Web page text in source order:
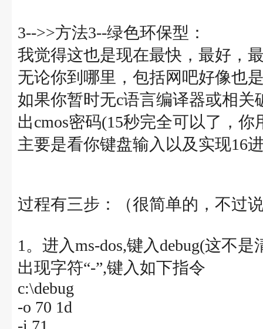
3-->>方法3--绿色环保型：
我觉得这也是现在最快，最好，
无论你到哪里，包括网吧好像也
如果你暂时无c语言编译器或相
出cmos密码(15秒完全可以了，你
主要是看你键盘输入以及实现16
过程有三步：（很简单的，不过
1。进入ms-dos,键入debug(这不
出现字符“-”,键入如下指令
c:\debug
-o 70 1d